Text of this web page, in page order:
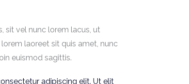
sit vel nunc lorem lacus, ut
laoreet sit quis amet, nunc
euismod sagittis.
adipiscing elit. Ut elit